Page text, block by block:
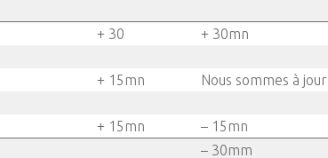
+ 30 + 30mn
+ 15mn
Nous sommes à jour
+ 15mn
– 15mn
– 30mm